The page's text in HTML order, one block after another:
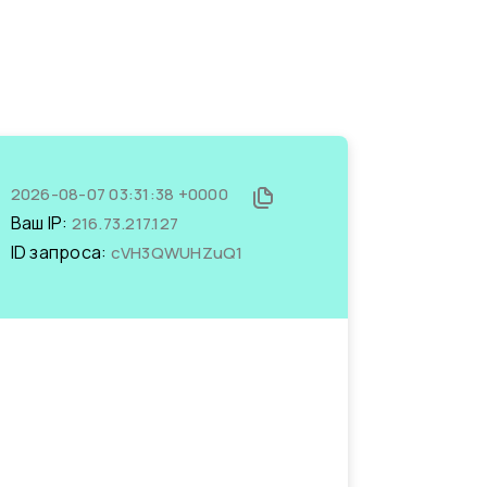
2026-08-07 03:31:38 +0000
Ваш IP: 216.73.217.127
ID запроса: cVH3QWUHZuQ1